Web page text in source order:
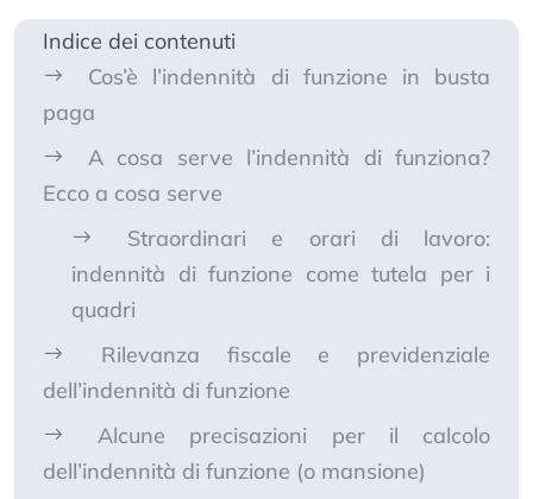
Indice dei contenuti
Cos’è l’indennità di funzione in busta
paga
A cosa serve l’indennità di funziona?
Ecco a cosa serve
Straordinari e orari di lavoro:
indennità di funzione come tutela per i
quadri
Rilevanza fiscale e previdenziale
dell’indennità di funzione
Alcune precisazioni per il calcolo
dell’indennità di funzione (o mansione)